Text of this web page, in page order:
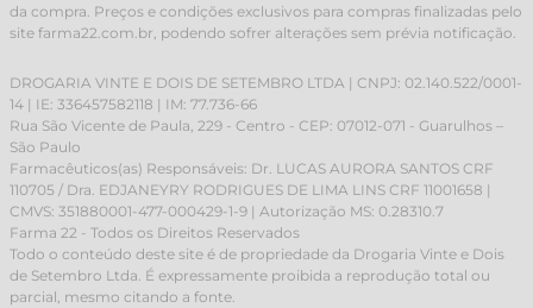
da compra. Preços e condições exclusivos para compras finalizadas pelo
site farma22.com.br, podendo sofrer alterações sem prévia notificação.
DROGARIA VINTE E DOIS DE SETEMBRO LTDA | CNPJ: 02.140.522/0001-
14 | IE: 336457582118 | IM: 77.736-66
Rua São Vicente de Paula, 229 - Centro - CEP: 07012-071 - Guarulhos –
São Paulo
Farmacêuticos(as) Responsáveis: Dr. LUCAS AURORA SANTOS CRF
110705 / Dra. EDJANEYRY RODRIGUES DE LIMA LINS CRF 11001658 |
CMVS: 351880001-477-000429-1-9 | Autorização MS: 0.28310.7
Farma 22 - Todos os Direitos Reservados
Todo o conteúdo deste site é de propriedade da Drogaria Vinte e Dois
de Setembro Ltda. É expressamente proibida a reprodução total ou
parcial, mesmo citando a fonte.